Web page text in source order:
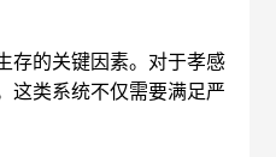
存的关键因素。对于孝感
这类系统不仅需要满足严